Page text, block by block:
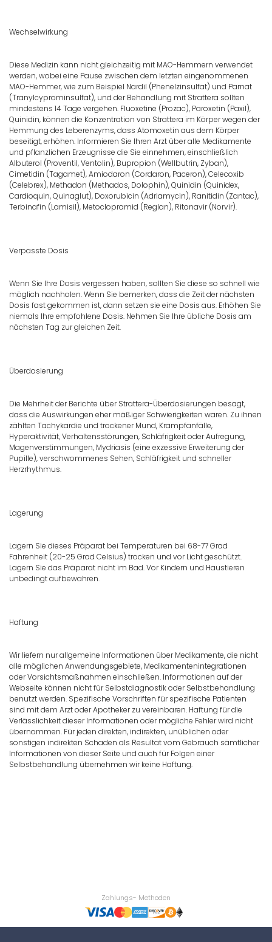
Wechselwirkung
Diese Medizin kann nicht gleichzeitig mit MAO-Hemmern verwendet
werden, wobei eine Pause zwischen dem letzten eingenommenen
MAO-Hemmer, wie zum Beispiel Nardil (Phenelzinsulfat) und Parnat
(Tranylcyprominsulfat), und der Behandlung mit Strattera sollten
mindestens 14 Tage vergehen. Fluoxetine (Prozac), Paroxetin (Paxil),
Quinidin, können die Konzentration von Strattera im Körper wegen der
Hemmung des Leberenzyms, dass Atomoxetin aus dem Körper
beseitigt, erhöhen. Informieren Sie Ihren Arzt über alle Medikamente
und pflanzlichen Erzeugnisse die Sie einnehmen, einschließlich
Albuterol (Proventil, Ventolin), Bupropion (Wellbutrin, Zyban),
Cimetidin (Tagamet), Amiodaron (Cordaron, Paceron), Celecoxib
(Celebrex), Methadon (Methados, Dolophin), Quinidin (Quinidex,
Cardioquin, Quinaglut), Doxorubicin (Adriamycin), Ranitidin (Zantac),
Terbinafin (Lamisil), Metoclopramid (Reglan), Ritonavir (Norvir).
Verpasste Dosis
Wenn Sie Ihre Dosis vergessen haben, sollten Sie diese so schnell wie
möglich nachholen. Wenn Sie bemerken, dass die Zeit der nächsten
Dosis fast gekommen ist, dann setzen sie eine Dosis aus. Erhöhen Sie
niemals Ihre empfohlene Dosis. Nehmen Sie Ihre übliche Dosis am
nächsten Tag zur gleichen Zeit.
Überdosierung
Die Mehrheit der Berichte über Strattera-Überdosierungen besagt,
dass die Auswirkungen eher mäßiger Schwierigkeiten waren. Zu ihnen
zählten Tachykardie und trockener Mund, Krampfanfälle,
Hyperaktivität, Verhaltensstörungen, Schläfrigkeit oder Aufregung,
Magenverstimmungen, Mydriasis (eine exzessive Erweiterung der
Pupille), verschwommenes Sehen, Schläfrigkeit und schneller
Herzrhythmus.
Lagerung
Lagern Sie dieses Präparat bei Temperaturen bei 68-77 Grad
Fahrenheit (20-25 Grad Celsius) trocken und vor Licht geschützt.
Lagern Sie das Präparat nicht im Bad. Vor Kindern und Haustieren
unbedingt aufbewahren.
Haftung
Wir liefern nur allgemeine Informationen über Medikamente, die nicht
alle möglichen Anwendungsgebiete, Medikamentenintegrationen
oder Vorsichtsmaßnahmen einschließen. Informationen auf der
Webseite können nicht für Selbstdiagnostik oder Selbstbehandlung
benutzt werden. Spezifische Vorschriften für spezifische Patienten
sind mit dem Arzt oder Apotheker zu vereinbaren. Haftung für die
Verlässlichkeit dieser Informationen oder mögliche Fehler wird nicht
übernommen. Für jeden direkten, indirekten, unüblichen oder
sonstigen indirekten Schaden als Resultat vom Gebrauch sämtlicher
Informationen von dieser Seite und auch für Folgen einer
Selbstbehandlung übernehmen wir keine Haftung.
Zahlungs- Methoden